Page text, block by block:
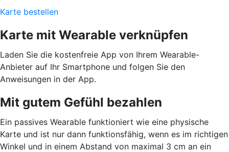
Karte bestellen
Karte mit Wearable verknüpfen
Laden Sie die kostenfreie App von Ihrem Wearable-
Anbieter auf Ihr Smartphone und folgen Sie den
Anweisungen in der App.
Mit gutem Gefühl bezahlen
Ein passives Wearable funktioniert wie eine physische
Karte und ist nur dann funktionsfähig, wenn es im richtigen
Winkel und in einem Abstand von maximal 3 cm an ein